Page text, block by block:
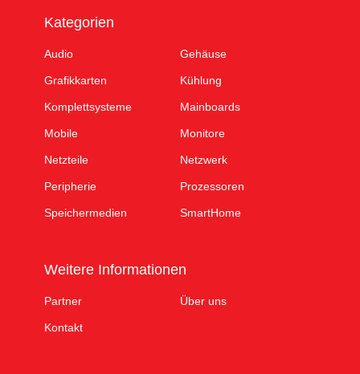
Kategorien
Audio Gehäuse
Grafikkarten Kühlung
Komplettsysteme Mainboards
Mobile Monitore
Netzteile Netzwerk
Peripherie Prozessoren
Speichermedien SmartHome
Weitere Informationen
Partner Über uns
Kontakt